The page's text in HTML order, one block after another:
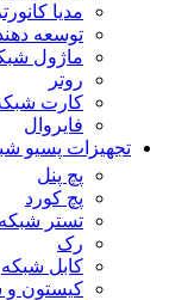
مدیا کانورتر
توسعه دهنده
ماژول شبکه
روتر
کارت شبکه
فایروال
تجهیزات پسیو شبکه
پچ پنل
پچ کورد
تستر شبکه
رک
کابل شبکه
کیستون و